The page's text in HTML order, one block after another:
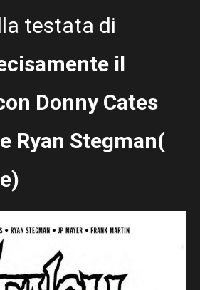
testata di
il
Donny Cates
Ryan Stegman(